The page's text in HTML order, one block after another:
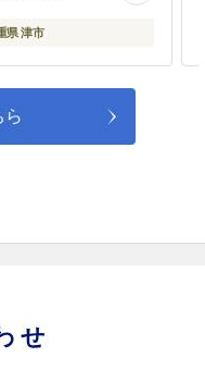
ていただきます。（寄附
を指定校へ交付、50％は
教育環境の充実に活用し
が未来に向かってかが
づくり（三重短期大学）
県 津市
ら
せ